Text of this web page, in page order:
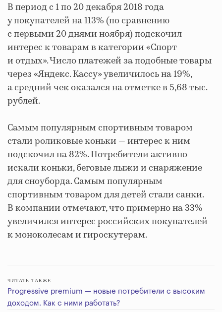
В период с 1 по 20 декабря 2018 года
у покупателей на 113% (по сравнению
с первыми 20 днями ноября) подскочил
интерес к товарам в категории «Спорт
и отдых». Число платежей за подобные товары
через «Яндекс. Кассу» увеличилось на 19%,
а средний чек оказался на отметке в 5,68 тыс.
рублей.
Самым популярным спортивным товаром
стали роликовые коньки — интерес к ним
подскочил на 82%. Потребители активно
искали коньки, беговые лыжи и снаряжение
для сноуборда. Самым популярным
спортивным товаром для детей стали санки.
В компании отмечают, что примерно на 33%
увеличился интерес российских покупателей
к моноколесам и гироскутерам.
ЧИТАТЬ ТАКЖЕ
Progressive premium — новые потребители с высоким
доходом. Как с ними работать?